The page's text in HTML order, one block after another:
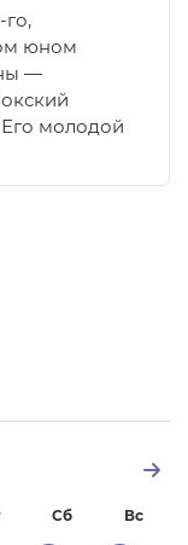
юном
—
молодой
Сб Вс